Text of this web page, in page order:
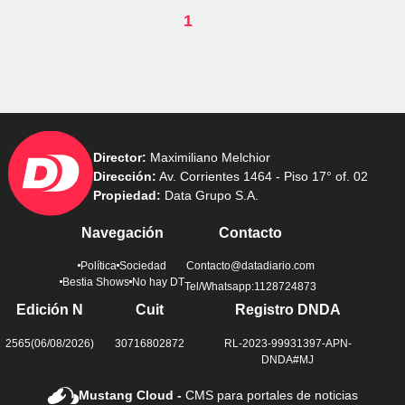
1
Director: Maximiliano Melchior
Dirección: Av. Corrientes 1464 - Piso 17° of. 02
Propiedad: Data Grupo S.A.
Navegación
Política Sociedad
Bestia Shows No hay DT
Contacto
Contacto@datadiario.com
Tel/Whatsapp:1128724873
Edición N
2565(06/08/2026)
Cuit
30716802872
Registro DNDA
RL-2023-99931397-APN-
DNDA#MJ
Mustang Cloud -CMS para portales de noticias